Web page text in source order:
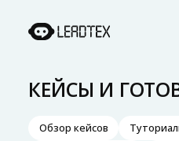
Инициализация поиска
БЛОГ
КЕЙСЫ И
Обзор кейсов